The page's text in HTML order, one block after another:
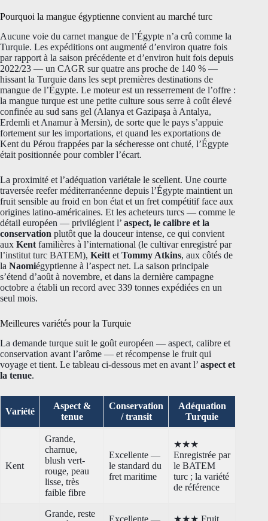
Pourquoi la mangue égyptienne convient au marché turc
Aucune voie du carnet mangue de l’Égypte n’a crû comme la
Turquie. Les expéditions ont augmenté d’environ quatre fois
par rapport à la saison précédente et d’environ huit fois depuis
2022/23 — un CAGR sur quatre ans proche de 140 % —
hissant la Turquie dans les sept premières destinations de
mangue de l’Égypte. Le moteur est un resserrement de l’offre :
la mangue turque est une petite culture sous serre à coût élevé
confinée au sud sans gel (Alanya et Gazipaşa à Antalya,
Erdemli et Anamur à Mersin), de sorte que le pays s’appuie
fortement sur les importations, et quand les exportations de
Kent du Pérou frappées par la sécheresse ont chuté, l’Égypte
était positionnée pour combler l’écart.
La proximité et l’adéquation variétale le scellent. Une courte
traversée reefer méditerranéenne depuis l’Égypte maintient un
fruit sensible au froid en bon état et un fret compétitif face aux
origines latino-américaines. Et les acheteurs turcs — comme le
détail européen — privilégient l’ aspect, le calibre et la
conservation plutôt que la douceur intense, ce qui convient
aux Kent familières à l’international (le cultivar enregistré par
l’institut turc BATEM), Keitt et Tommy Atkins, aux côtés de
la Naomiégyptienne à l’aspect net. La saison principale
s’étend d’août à novembre, et dans la dernière campagne
octobre a établi un record avec 339 tonnes expédiées en un
seul mois.
Meilleures variétés pour la Turquie
La demande turque suit le goût européen — aspect, calibre et
conservation avant l’arôme — et récompense le fruit qui
voyage et tient. Le tableau ci-dessous met en avant l’ aspect et
la tenue.
Variété
Aspect &
tenue
Conservation
/ transit
Adéquation
Turquie
Kent
Grande,
charnue,
blush vert-
rouge, peau
lisse, très
faible fibre
Excellente —
le standard du
fret maritime
★★★
Enregistrée par
le BATEM
turc ; la variété
de référence
Grande, reste
Excellente — ★★★ Fruit